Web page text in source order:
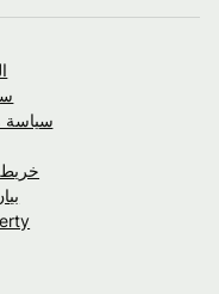
سياسة
خريطة
بيان